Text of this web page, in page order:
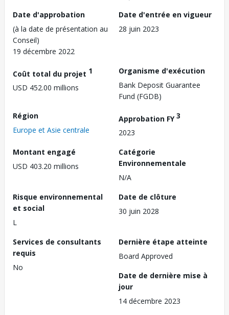
Date d'approbation
(à la date de présentation au
Conseil)
19 décembre 2022
Date d'entrée en vigueur
28 juin 2023
Coût total du projet 1
USD 452.00 millions
Organisme d'exécution
Bank Deposit Guarantee
Fund (FGDB)
Région
Europe et Asie centrale
Approbation FY3
2023
Montant engagé
USD 403.20 millions
Catégorie
Environnementale
N/A
Risque environnemental
et social
L
Date de clôture
30 juin 2028
Services de consultants
requis
No
Dernière étape atteinte
Board Approved
Date de dernière mise à
jour
14 décembre 2023